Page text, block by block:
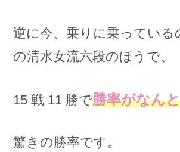
逆に今、乗りに乗っている
の清水女流六段のほうで、
15 戦 11 勝で勝率がなん
驚きの勝率です。